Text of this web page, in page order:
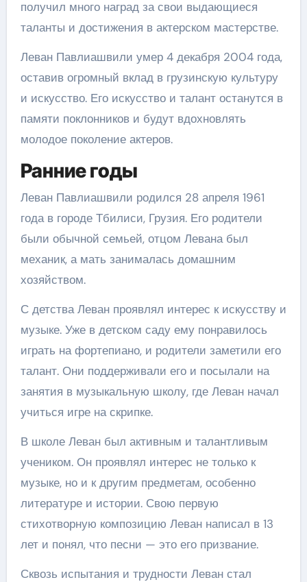
получил много наград за свои выдающиеся
таланты и достижения в актерском мастерстве.
Леван Павлиашвили умер 4 декабря 2004 года,
оставив огромный вклад в грузинскую культуру
и искусство. Его искусство и талант останутся в
памяти поклонников и будут вдохновлять
молодое поколение актеров.
Ранние годы
Леван Павлиашвили родился 28 апреля 1961
года в городе Тбилиси, Грузия. Его родители
были обычной семьей, отцом Левана был
механик, а мать занималась домашним
хозяйством.
С детства Леван проявлял интерес к искусству и
музыке. Уже в детском саду ему понравилось
играть на фортепиано, и родители заметили его
талант. Они поддерживали его и посылали на
занятия в музыкальную школу, где Леван начал
учиться игре на скрипке.
В школе Леван был активным и талантливым
учеником. Он проявлял интерес не только к
музыке, но и к другим предметам, особенно
литературе и истории. Свою первую
стихотворную композицию Леван написал в 13
лет и понял, что песни — это его призвание.
Сквозь испытания и трудности Леван стал